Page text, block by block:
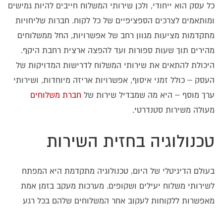
כל עסק הוא ייחודי, ולכן שירותי המשלוח חייבים להיות גמישים
ומותאמים לצרכים הספציפיים של כל לקוח. חברות שליחויות
מתקדמות מציעות מגוון רחב של אפשרויות, החל ממשלוחים
מהירים תוך שעות ספורות ועד להפצה ארצית רחבת היקף.
היכולת להתאים את שירותי המשלוח לדרישות המדויקות של
העסק – כולל זמני איסוף, אפשרויות אריזה מיוחדות, ושירותי
ערך מוסף – היא מה שמבדיל שירות של חברת משלוחים
מעולה משירות סטנדרטי.
טכנולוגיה בחזית השירות
בעולם הדיגיטלי של היום, טכנולוגיה מתקדמת היא המפתח
לשירותי משלוח יעילים ושקופים. מערכות מעקב בזמן אמת
מאפשרות ללקוחות לעקוב אחר המשלוחים שלהם בכל רגע